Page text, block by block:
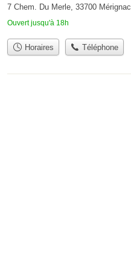
7 Chem. Du Merle, 33700 Mérignac
Ouvert jusqu'à 18h
Horaires Téléphone